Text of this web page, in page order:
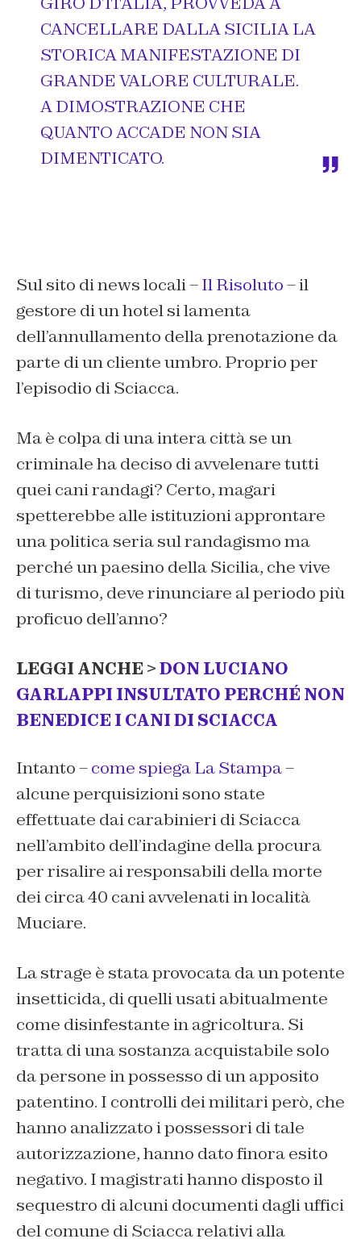
CANCELLARE DALLA SICILIA LA
STORICA MANIFESTAZIONE DI
GRANDE VALORE CULTURALE.
A DIMOSTRAZIONE CHE
QUANTO ACCADE NON SIA
DIMENTICATO.
Sul sito di news locali –Il Risoluto– il
gestore di un hotel si lamenta
dell’annullamento della prenotazione da
parte di un cliente umbro. Proprio per
l’episodio di Sciacca.
Ma è colpa di una intera città se un
criminale ha deciso di avvelenare tutti
quei cani randagi? Certo, magari
spetterebbe alle istituzioni approntare
una politica seria sul randagismo ma
perché un paesino della Sicilia, che vive
di turismo, deve rinunciare al periodo più
proficuo dell’anno?
LEGGI ANCHE >DON LUCIANO
GARLAPPI INSULTATO PERCHÉ NON
BENEDICE I CANI DI SCIACCA
Intanto –come spiega La Stampa–
alcune perquisizioni sono state
effettuate dai carabinieri di Sciacca
nell’ambito dell’indagine della procura
per risalire ai responsabili della morte
dei circa 40 cani avvelenati in località
Muciare.
La strage è stata provocata da un potente
insetticida, di quelli usati abitualmente
come disinfestante in agricoltura. Si
tratta di una sostanza acquistabile solo
da persone in possesso di un apposito
patentino. I controlli dei militari però, che
hanno analizzato i possessori di tale
autorizzazione, hanno dato finora esito
negativo. I magistrati hanno disposto il
sequestro di alcuni documenti dagli uffici
del comune di Sciacca relativi alla